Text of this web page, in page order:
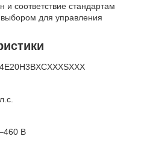
и соответствие стандартам
для управления
В